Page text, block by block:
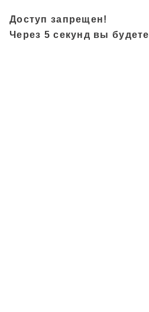
Доступ запрещен!
Через 5 секунд вы